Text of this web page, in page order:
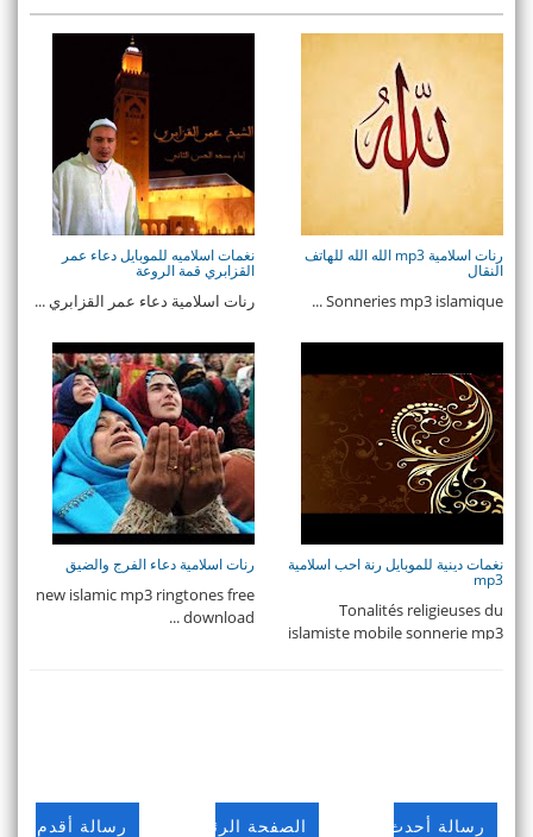
رنات اسلامية mp3 الله الله للهاتف
النقال
Sonneries mp3 islamique ...
نغمات اسلاميه للموبايل دعاء عمر
القزابري قمة الروعة
رنات اسلامية دعاء عمر القزابري ...
نغمات دينية للموبايل رنة احب اسلامية
mp3
Tonalités religieuses du
islamiste mobile sonnerie mp3
رنات اسلامية دعاء الفرج والضيق
new islamic mp3 ringtones free
download ...
رسالة أحدث رسالة أقدم الصفحة الرئيسية